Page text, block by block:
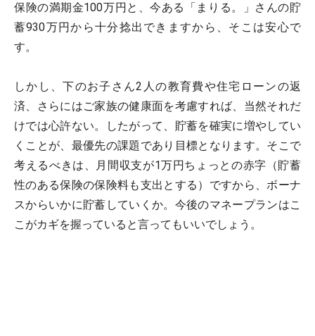
保険の満期金100万円と、今ある「まりる。」さんの貯
蓄930万円から十分捻出できますから、そこは安心で
す。
しかし、下のお子さん2人の教育費や住宅ローンの返
済、さらにはご家族の健康面を考慮すれば、当然それだ
けでは心許ない。したがって、貯蓄を確実に増やしてい
くことが、最優先の課題であり目標となります。そこで
考えるべきは、月間収支が1万円ちょっとの赤字（貯蓄
性のある保険の保険料も支出とする）ですから、ボーナ
スからいかに貯蓄していくか。今後のマネープランはこ
こがカギを握っていると言ってもいいでしょう。